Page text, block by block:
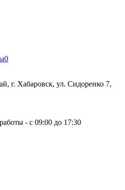
0
г. Хабаровск, ул. Сидоренко 7,
- с 09:00 до 17:30